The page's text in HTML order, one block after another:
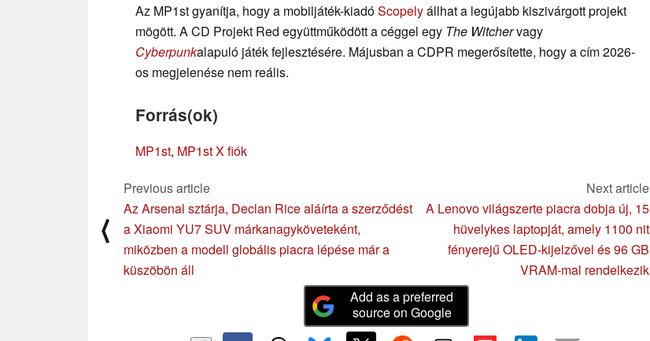
Az MP1st gyanítja, hogy a mobiljáték-kiadóScopelyállhat a legújabb kiszivárgott projekt
mögött. A CD Projekt Red együttműködött a céggel egy The Witchervagy
Cyberpunkalapuló játék fejlesztésére. Májusban a CDPR megerősítette, hogy a cím 2026-
os megjelenése nem reális.
Forrás(ok)
MP1st, MP1st X fiók
⟨
Previous article
Az Arsenal sztárja, Declan Rice aláírta a szerződést
a Xiaomi YU7 SUV márkanagyköveteként,
miközben a modell globális piacra lépése már a
küszöbön áll
Next article
A Lenovo világszerte piacra dobja új, 15
hüvelykes laptopját, amely 1100 nit
fényerejű OLED-kijelzővel és 96 GB
VRAM-mal rendelkezik
Add as a preferred
source on Google